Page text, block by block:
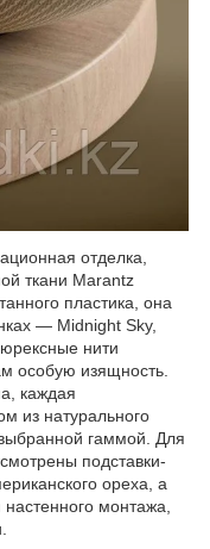
отделка,
ткани Marantz
пластика, она
— Midnight Sky,
нити
особую изящность.
каждая
из натурального
гаммой. Для
подставки-
ореха, а
монтажа,